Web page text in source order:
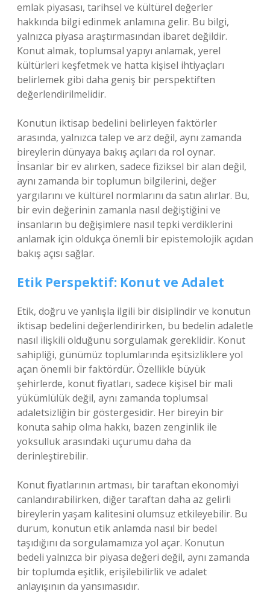
emlak piyasası, tarihsel ve kültürel değerler
hakkında bilgi edinmek anlamına gelir. Bu bilgi,
yalnızca piyasa araştırmasından ibaret değildir.
Konut almak, toplumsal yapıyı anlamak, yerel
kültürleri keşfetmek ve hatta kişisel ihtiyaçları
belirlemek gibi daha geniş bir perspektiften
değerlendirilmelidir.
Konutun iktisap bedelini belirleyen faktörler
arasında, yalnızca talep ve arz değil, aynı zamanda
bireylerin dünyaya bakış açıları da rol oynar.
İnsanlar bir ev alırken, sadece fiziksel bir alan değil,
aynı zamanda bir toplumun bilgilerini, değer
yargılarını ve kültürel normlarını da satın alırlar. Bu,
bir evin değerinin zamanla nasıl değiştiğini ve
insanların bu değişimlere nasıl tepki verdiklerini
anlamak için oldukça önemli bir epistemolojik açıdan
bakış açısı sağlar.
Etik Perspektif: Konut ve Adalet
Etik, doğru ve yanlışla ilgili bir disiplindir ve konutun
iktisap bedelini değerlendirirken, bu bedelin adaletle
nasıl ilişkili olduğunu sorgulamak gereklidir. Konut
sahipliği, günümüz toplumlarında eşitsizliklere yol
açan önemli bir faktördür. Özellikle büyük
şehirlerde, konut fiyatları, sadece kişisel bir mali
yükümlülük değil, aynı zamanda toplumsal
adaletsizliğin bir göstergesidir. Her bireyin bir
konuta sahip olma hakkı, bazen zenginlik ile
yoksulluk arasındaki uçurumu daha da
derinleştirebilir.
Konut fiyatlarının artması, bir taraftan ekonomiyi
canlandırabilirken, diğer taraftan daha az gelirli
bireylerin yaşam kalitesini olumsuz etkileyebilir. Bu
durum, konutun etik anlamda nasıl bir bedel
taşıdığını da sorgulamamıza yol açar. Konutun
bedeli yalnızca bir piyasa değeri değil, aynı zamanda
bir toplumda eşitlik, erişilebilirlik ve adalet
anlayışının da yansımasıdır.